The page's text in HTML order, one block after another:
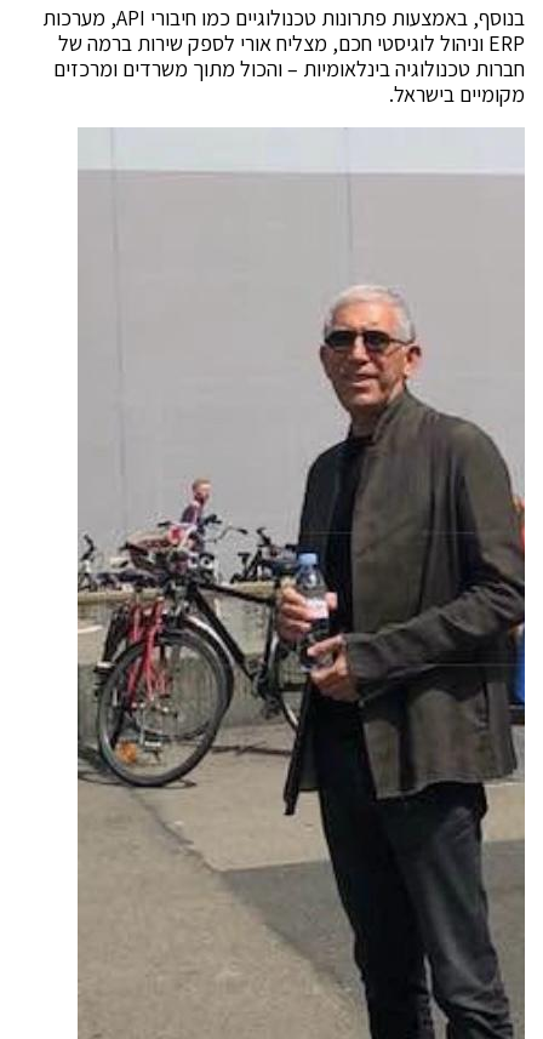
בנוסף, באמצעות פתרונות טכנולוגיים כמו חיבורי API, מערכות
ERP וניהול לוגיסטי חכם, מצליח אורי לספק שירות ברמה של
חברות טכנולוגיה בינלאומיות – והכול מתוך משרדים ומרכזים
מקומיים בישראל.